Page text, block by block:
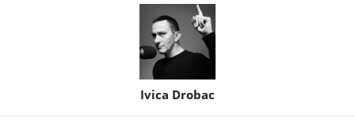
Ivica Drobac